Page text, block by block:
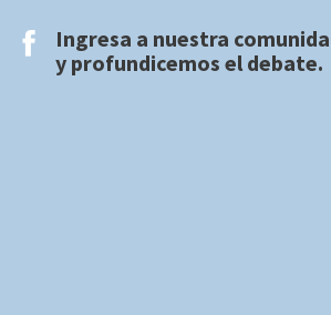
Ingresa a nuestra
y profundicemos el debate.